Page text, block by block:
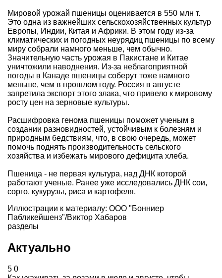
Мировой урожай пшеницы оценивается в 550 млн т.
Это одна из важнейших сельскохозяйственных культур
Европы, Индии, Китая и Африки. В этом году из-за
климатических и погодных неурядиц пшеницы по всему
миру собрали намного меньше, чем обычно.
Значительную часть урожая в Пакистане и Китае
уничтожили наводнения. Из-за неблагоприятной
погоды в Канаде пшеницы соберут тоже намного
меньше, чем в прошлом году. Россия в августе
запретила экспорт этого злака, что привело к мировому
росту цен на зерновые культуры.
Расшифровка генома пшеницы поможет ученым в
создании разновидностей, устойчивым к болезням и
природным бедствиям, что, в свою очередь, может
помочь поднять производительность сельского
хозяйства и избежать мирового дефицита хлеба.
Пшеница - не первая культура, над ДНК которой
работают ученые. Ранее уже исследовались ДНК сои,
сорго, кукурузы, риса и картофеля.
Иллюстрации к материалу: ООО "Бонниер
Пабликейшенз"/Виктор Хабаров
разделы
Актуально
5 0